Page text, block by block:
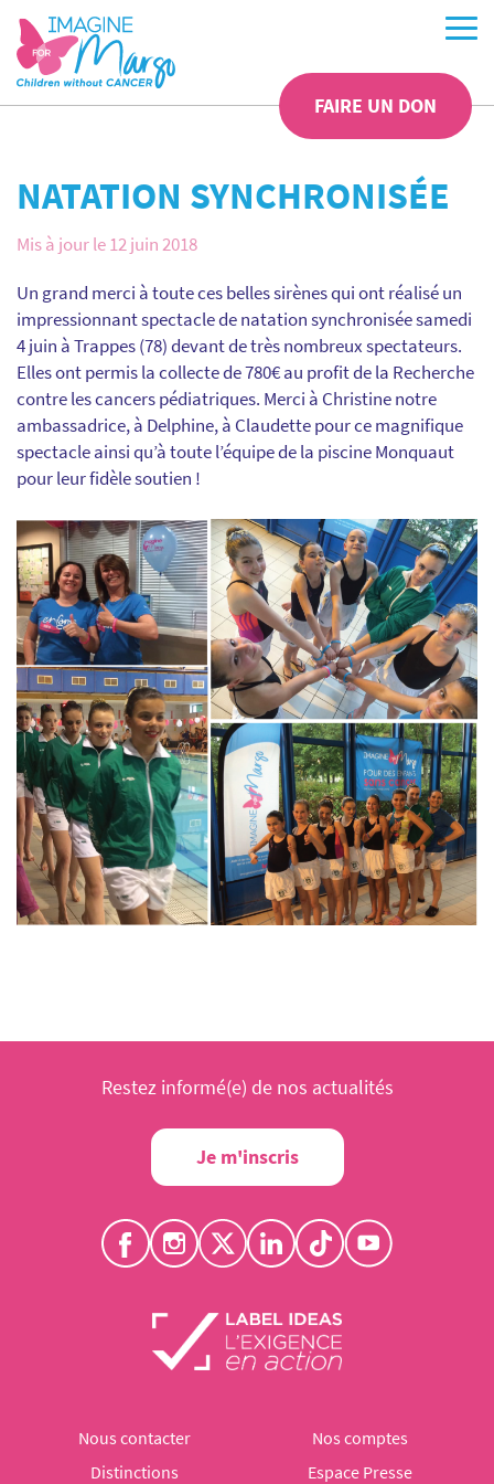
FAIRE UN DON
NATATION SYNCHRONISÉE
Mis à jour le 12 juin 2018
Un grand merci à toute ces belles sirènes qui ont réalisé un
impressionnant spectacle de natation synchronisée samedi
4 juin à Trappes (78) devant de très nombreux spectateurs.
Elles ont permis la collecte de 780€ au profit de la Recherche
contre les cancers pédiatriques. Merci à Christine notre
ambassadrice, à Delphine, à Claudette pour ce magnifique
spectacle ainsi qu’à toute l’équipe de la piscine Monquaut
pour leur fidèle soutien !
Restez informé(e) de nos actualités
Je m'inscris
Nous contacter
Nos comptes
Distinctions
Espace Presse